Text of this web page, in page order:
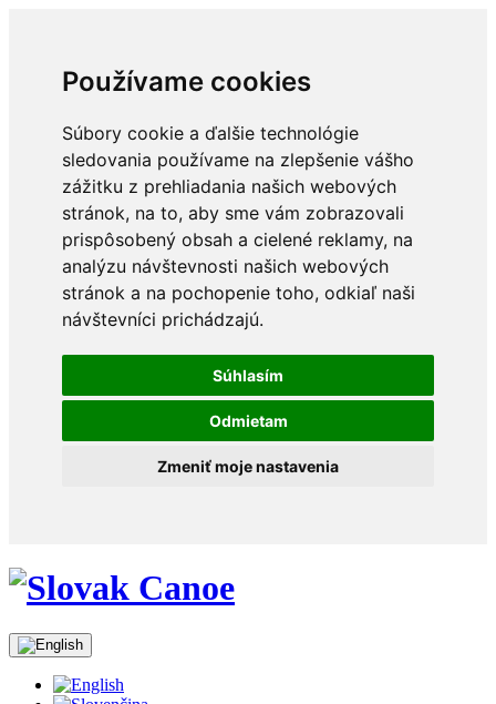
Používame cookies
Súbory cookie a ďalšie technológie
sledovania používame na zlepšenie vášho
zážitku z prehliadania našich webových
stránok, na to, aby sme vám zobrazovali
prispôsobený obsah a cielené reklamy, na
analýzu návštevnosti našich webových
stránok a na pochopenie toho, odkiaľ naši
návštevníci prichádzajú.
Súhlasím
Odmietam
Zmeniť moje nastavenia